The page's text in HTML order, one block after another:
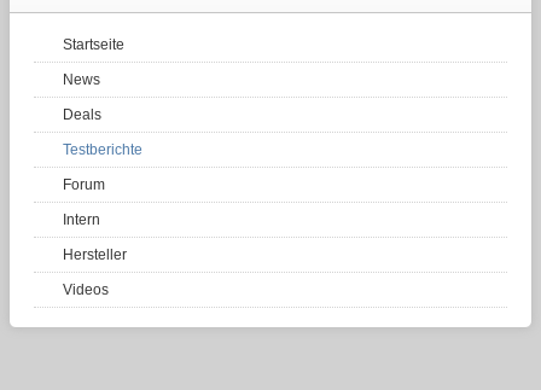
Startseite
News
Deals
Testberichte
Forum
Intern
Hersteller
Videos